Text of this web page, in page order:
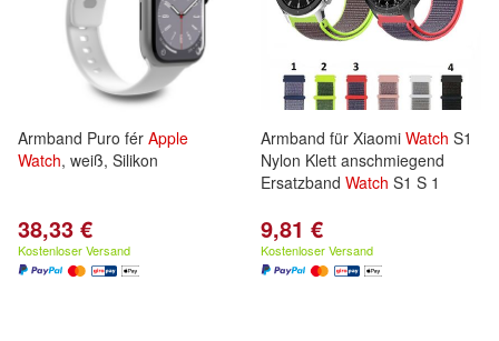
Armband Puro fér Apple
Watch, weiß, Silikon
38,33 €
Kostenloser Versand
Armband für Xiaomi Watch S1
Nylon Klett anschmiegend
Ersatzband Watch S1 S 1
9,81 €
Kostenloser Versand